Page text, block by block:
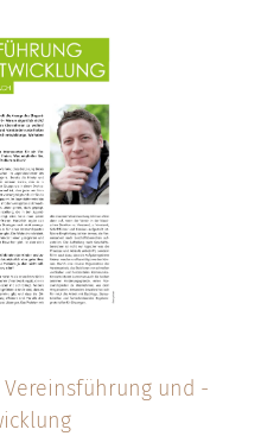
und -